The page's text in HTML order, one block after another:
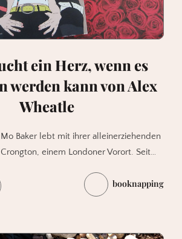
ein Herz, wenn es
werden kann von Alex
Wheatle
Baker lebt mit ihrer alleinerziehenden
einem Londoner Vorort. Seit…
booknapping